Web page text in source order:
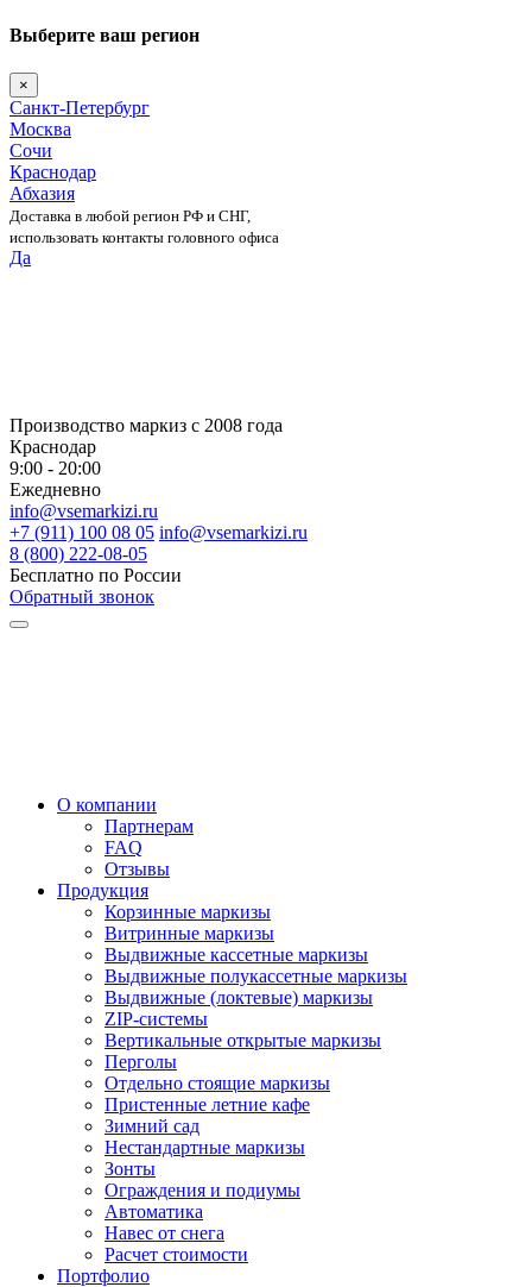
Выберите ваш регион
×
Санкт-Петербург
Москва
Сочи
Краснодар
Абхазия
Доставка в любой регион РФ и СНГ,
использовать контакты головного офиса
Да
Производство маркиз с 2008 года
Краснодар
9:00 - 20:00
Ежедневно
info@vsemarkizi.ru
+7 (911) 100 08 05 info@vsemarkizi.ru
8 (800) 222-08-05
Бесплатно по России
Обратный звонок
О компании
Партнерам
FAQ
Отзывы
Продукция
Корзинные маркизы
Витринные маркизы
Выдвижные кассетные маркизы
Выдвижные полукассетные маркизы
Выдвижные (локтевые) маркизы
ZIP-системы
Вертикальные открытые маркизы
Перголы
Отдельно стоящие маркизы
Пристенные летние кафе
Зимний сад
Нестандартные маркизы
Зонты
Ограждения и подиумы
Автоматика
Навес от снега
Расчет стоимости
Портфолио